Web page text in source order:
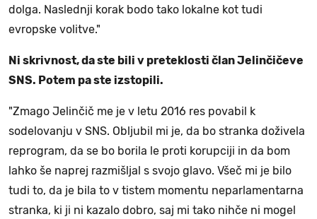
dolga. Naslednji korak bodo tako lokalne kot tudi
evropske volitve."
Ni skrivnost, da ste bili v preteklosti član Jelinčičeve
SNS. Potem pa ste izstopili.
"Zmago Jelinčič me je v letu 2016 res povabil k
sodelovanju v SNS. Obljubil mi je, da bo stranka doživela
reprogram, da se bo borila le proti korupciji in da bom
lahko še naprej razmišljal s svojo glavo. Všeč mi je bilo
tudi to, da je bila to v tistem momentu neparlamentarna
stranka, ki ji ni kazalo dobro, saj mi tako nihče ni mogel